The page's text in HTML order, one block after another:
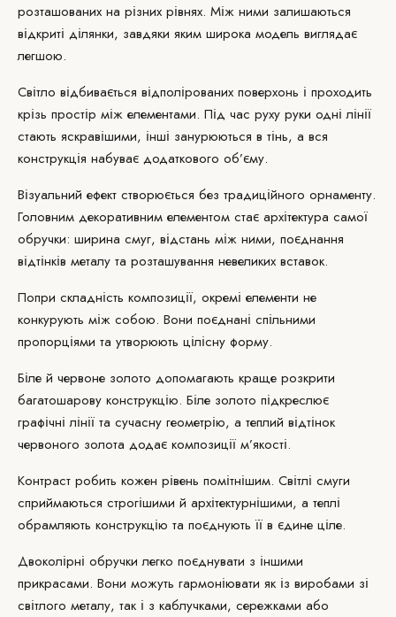
розташованих на різних рівнях. Між ними залишаються
відкриті ділянки, завдяки яким широка модель виглядає
легшою.
Світло відбивається відполірованих поверхонь і проходить
крізь простір між елементами. Під час руху руки одні лінії
стають яскравішими, інші занурюються в тінь, а вся
конструкція набуває додаткового об’єму.
Візуальний ефект створюється без традиційного орнаменту.
Головним декоративним елементом стає архітектура самої
обручки: ширина смуг, відстань між ними, поєднання
відтінків металу та розташування невеликих вставок.
Попри складність композиції, окремі елементи не
конкурують між собою. Вони поєднані спільними
пропорціями та утворюють цілісну форму.
Біле й червоне золото допомагають краще розкрити
багатошарову конструкцію. Біле золото підкреслює
графічні лінії та сучасну геометрію, а теплий відтінок
червоного золота додає композиції м’якості.
Контраст робить кожен рівень помітнішим. Світлі смуги
сприймаються строгішими й архітектурнішими, а теплі
обрамляють конструкцію та поєднують її в єдине ціле.
Двоколірні обручки легко поєднувати з іншими
прикрасами. Вони можуть гармоніювати як із виробами зі
світлого металу, так і з каблучками, сережками або